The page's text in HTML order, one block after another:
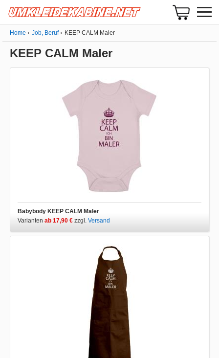
Home Job, Beruf KEEP CALM Maler
KEEP CALM Maler
Babybody KEEP CALM Maler
Varianten ab 17,90 € zzgl. Versand